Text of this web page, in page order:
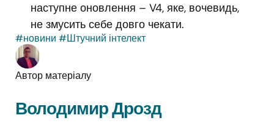
наступне оновлення – V4, яке, вочевидь,
не змусить себе довго чекати.
#новини #Штучний інтелект
Автор матеріалу
Володимир Дрозд